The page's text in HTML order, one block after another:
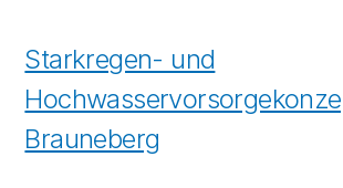
Starkregen- und
Brauneberg